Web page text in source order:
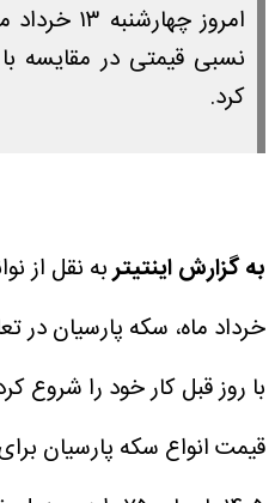
امروز
نسبی قیمتی در مقایسه
کرد.
به گزارش اینتیتر
خرداد ماه، سکه پارسیان در
با روز قبل کار خود را شروع